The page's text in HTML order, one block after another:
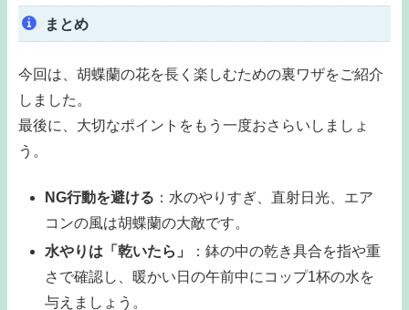
まとめ
今回は、胡蝶蘭の花を長く楽しむための裏ワザをご紹介
しました。
最後に、大切なポイントをもう一度おさらいしましょ
う。
NG行動を避ける ：水のやりすぎ、直射日光、エア
コンの風は胡蝶蘭の大敵です。
水やりは「乾いたら」
：鉢の中の乾き具合を指や重
さで確認し、暖かい日の午前中にコップ1杯の水を
与えましょう。